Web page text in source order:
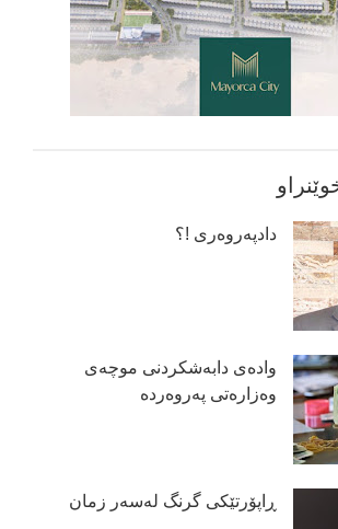
دادپەروەری !؟
وادەی دابەشكردنی موچەی
وەزارەتی پەروەردە
ڕاپۆرتێكی گرنگ لەسەر زمان